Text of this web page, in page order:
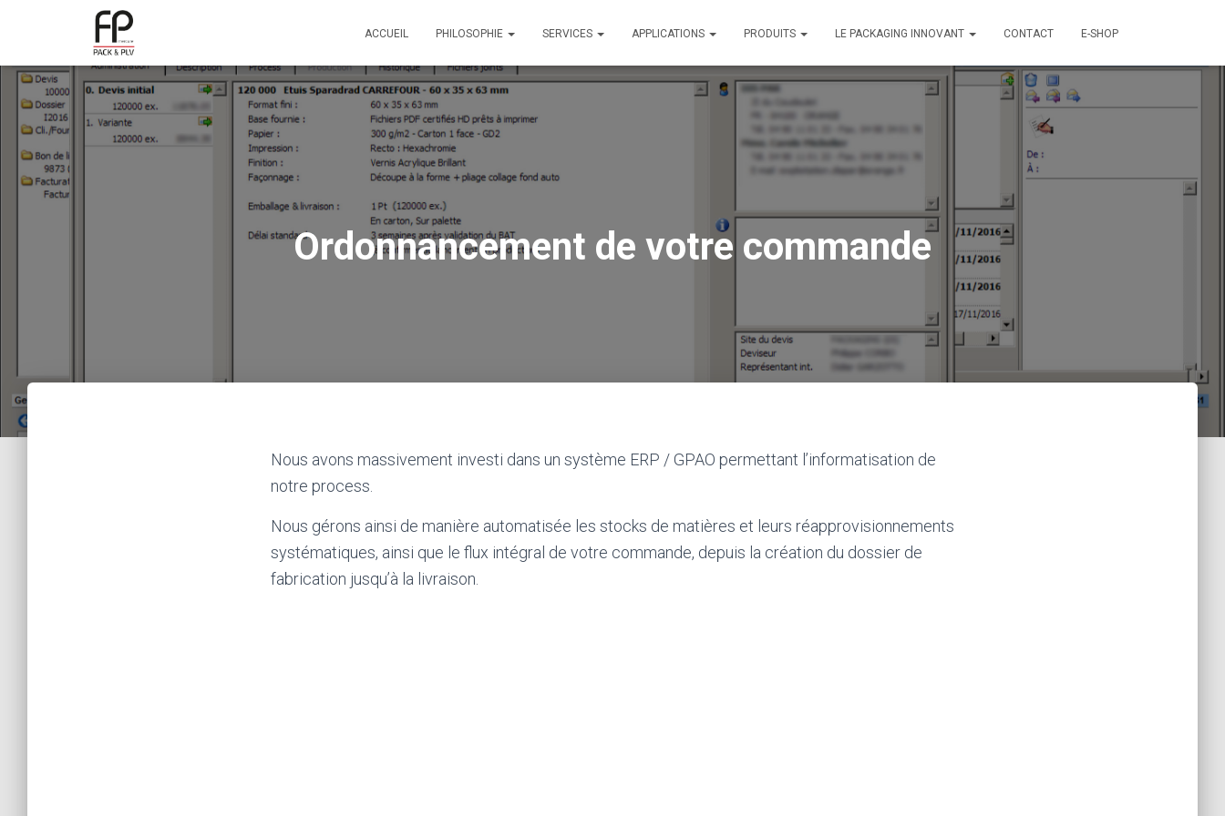
ACCUEIL PHILOSOPHIE SERVICES APPLICATIONS PRODUITS LE PACKAGING INNOVANT CONTACT E-SHOP
Ordonnancement de votre commande
Nous avons massivement investi dans un système ERP / GPAO permettant l’informatisation de
notre process.
Nous gérons ainsi de manière automatisée les stocks de matières et leurs réapprovisionnements
systématiques, ainsi que le flux intégral de votre commande, depuis la création du dossier de
fabrication jusqu’à la livraison.